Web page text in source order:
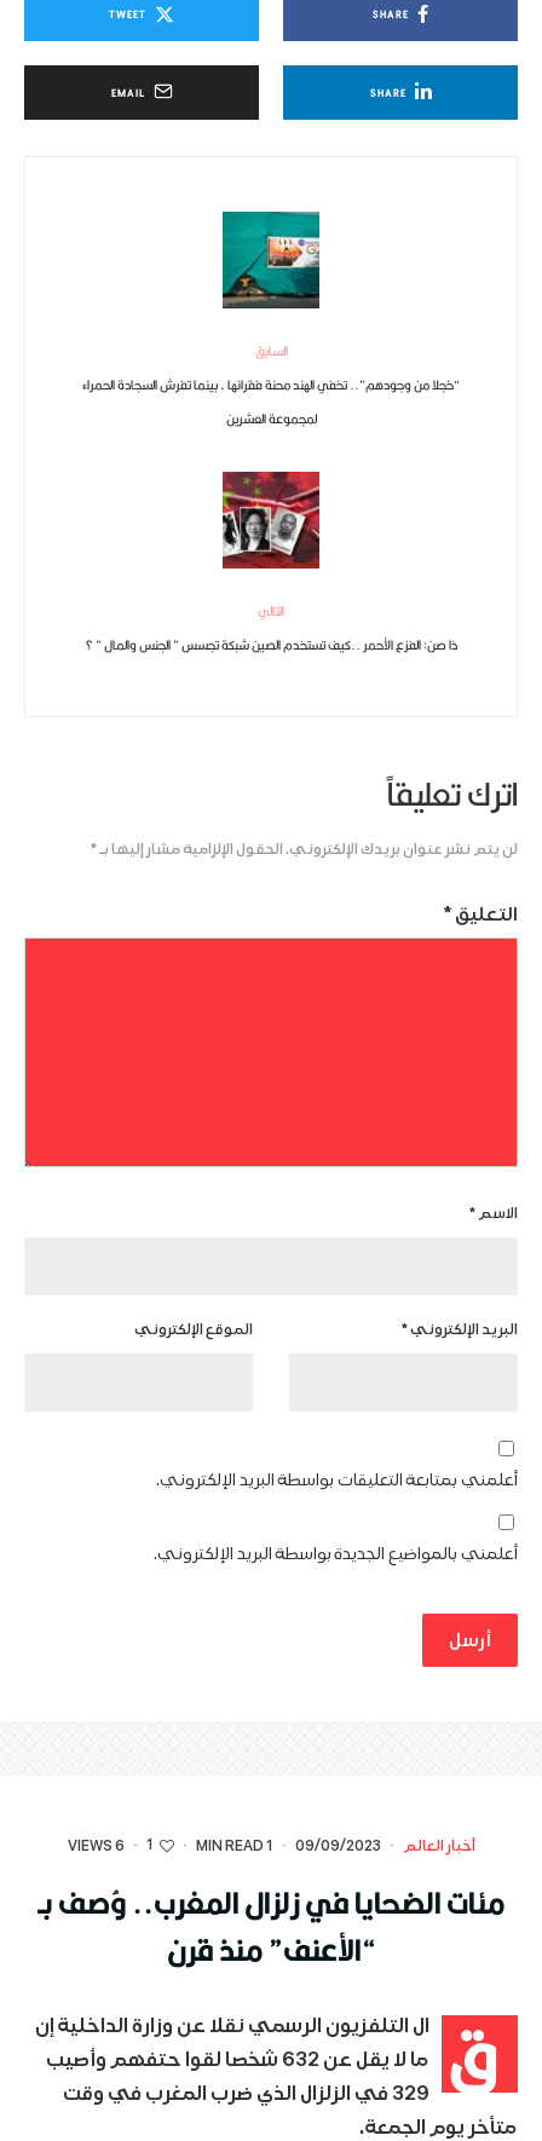
SHARE
TWEET
SHARE
EMAIL
السابق
“خجلا من وجودهم”.. تخفي الهند محنة فقرائها ، بينما تفرش السجادة الحمراء
لمجموعة العشرين
التالي
ذا صن: الفزع الأحمر ..كيف تستخدم الصين شبكة تجسس ” الجنس والمال ” ؟
اترك تعليقاً
لن يتم نشر عنوان بريدك الإلكتروني. الحقول الإلزامية مشار إليها بـ*
التعليق *
الاسم*
البريد الإلكتروني* الموقع الإلكتروني
أعلمني بمتابعة التعليقات بواسطة البريد الإلكتروني.
أعلمني بالمواضيع الجديدة بواسطة البريد الإلكتروني.
أخبار العالم ·
09/09/2023
·
1 MIN READ
·
1
·
6 VIEWS
مئات الضحايا في زلزال المغرب.. وُصف بـ
“الأعنف” منذ قرن
ق
ال التلفزيون الرسمي نقلا عن وزارة الداخلية إن
ما لا يقل عن 632 شخصا لقوا حتفهم وأصيب
329 في الزلزال الذي ضرب المغرب في وقت
متأخر يوم الجمعة.